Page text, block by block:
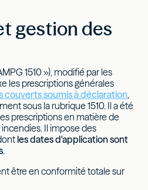
gestion des
1510 »), modifié par les
les prescriptions générales
couverts soumis à déclaration,
sous la rubrique 1510. Il a été
prescriptions en matière de
Il impose des
les dates d'application sont
.
être en conformité totale sur